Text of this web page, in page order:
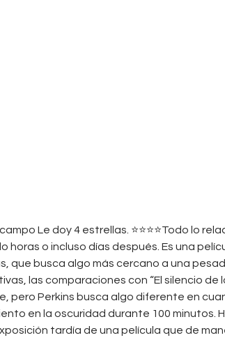
Le doy 4 estrellas. ⭐⭐⭐⭐Todo lo
o incluso días después. Es una
que busca algo más cercano a una
las comparaciones con “El silencio de
pero Perkins busca algo diferente en
en la oscuridad durante 100 minutos.
tardía de una película que de